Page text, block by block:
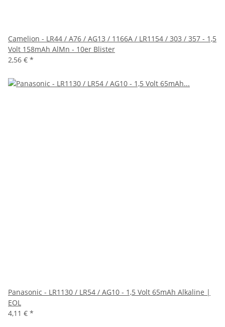
Camelion - LR44 / A76 / AG13 / 1166A / LR1154 / 303 / 357 - 1,5
Volt 158mAh AlMn - 10er Blister
2,56 € *
Panasonic - LR1130 / LR54 / AG10 - 1,5 Volt 65mAh Alkaline |
EOL
4,11 € *